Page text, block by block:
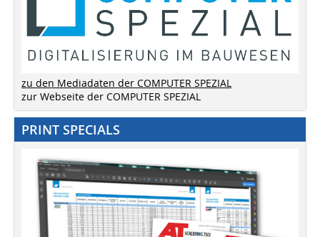
zu den Mediadaten der COMPUTER SPEZIAL
zur Webseite der COMPUTER SPEZIAL
PRINT SPECIALS